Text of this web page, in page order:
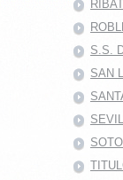
S.S.
SAN